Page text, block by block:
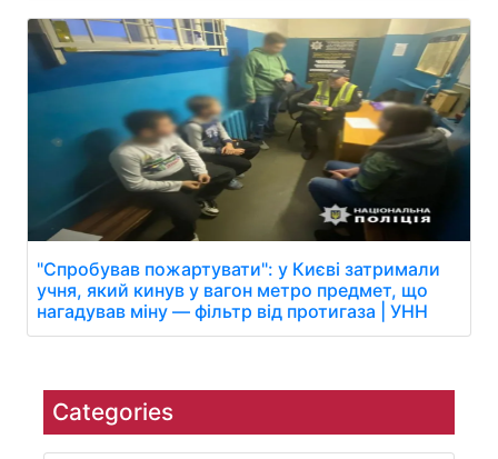
Categories
"Спробував пожартувати": у Києві затримали
учня, який кинув у вагон метро предмет, що
нагадував міну — фільтр від протигаза | УНН